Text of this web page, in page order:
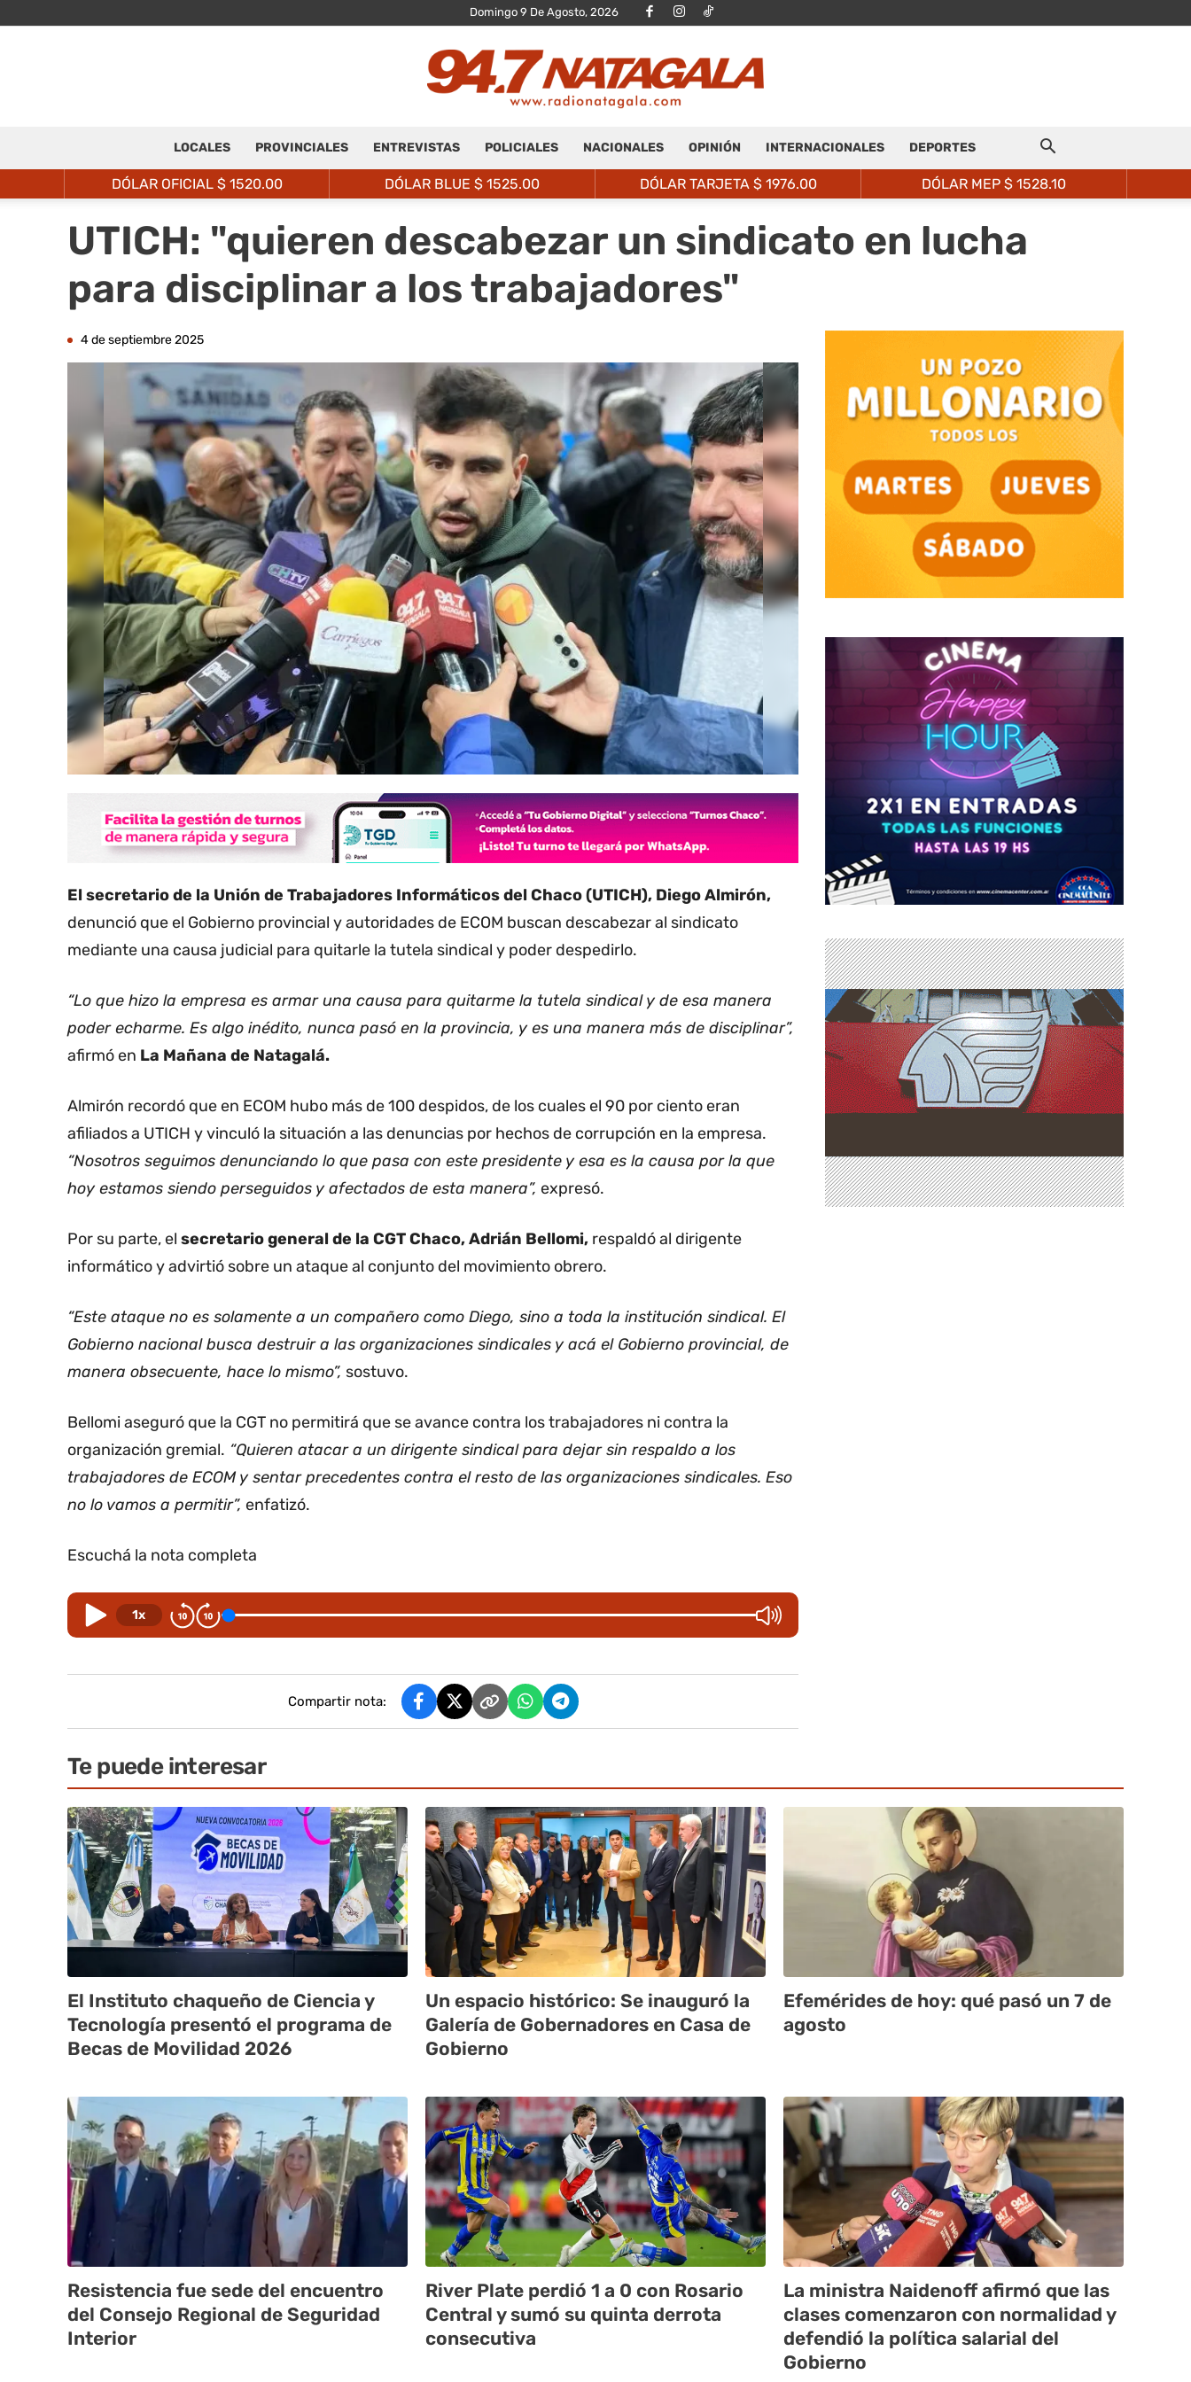
Domingo 9 De Agosto, 2026
Natagalá
LOCALES PROVINCIALES ENTREVISTAS POLICIALES NACIONALES OPINIÓN INTERNACIONALES DEPORTES
DÓLAR OFICIAL $ 1520.00 DÓLAR BLUE $ 1525.00 DÓLAR TARJETA $ 1976.00 DÓLAR MEP $ 1528.10
UTICH: "quieren descabezar un sindicato en lucha
para disciplinar a los trabajadores"
4 de septiembre 2025
El secretario de la Unión de Trabajadores Informáticos del Chaco (UTICH), Diego Almirón,
denunció que el Gobierno provincial y autoridades de ECOM buscan descabezar al sindicato
mediante una causa judicial para quitarle la tutela sindical y poder despedirlo.
“Lo que hizo la empresa es armar una causa para quitarme la tutela sindical y de esa manera
poder echarme. Es algo inédito, nunca pasó en la provincia, y es una manera más de disciplinar”,
afirmó en La Mañana de Natagalá.
Almirón recordó que en ECOM hubo más de 100 despidos, de los cuales el 90 por ciento eran
afiliados a UTICH y vinculó la situación a las denuncias por hechos de corrupción en la empresa.
“Nosotros seguimos denunciando lo que pasa con este presidente y esa es la causa por la que
hoy estamos siendo perseguidos y afectados de esta manera”, expresó.
Por su parte, el secretario general de la CGT Chaco, Adrián Bellomi, respaldó al dirigente
informático y advirtió sobre un ataque al conjunto del movimiento obrero.
“Este ataque no es solamente a un compañero como Diego, sino a toda la institución sindical. El
Gobierno nacional busca destruir a las organizaciones sindicales y acá el Gobierno provincial, de
manera obsecuente, hace lo mismo”, sostuvo.
Bellomi aseguró que la CGT no permitirá que se avance contra los trabajadores ni contra la
organización gremial. “Quieren atacar a un dirigente sindical para dejar sin respaldo a los
trabajadores de ECOM y sentar precedentes contra el resto de las organizaciones sindicales. Eso
no lo vamos a permitir”, enfatizó.
Escuchá la nota completa
1x
Compartir nota:
Te puede interesar
El Instituto chaqueño de Ciencia y
Tecnología presentó el programa de
Becas de Movilidad 2026
Un espacio histórico: Se inauguró la
Galería de Gobernadores en Casa de
Gobierno
Efemérides de hoy: qué pasó un 7 de
agosto
Resistencia fue sede del encuentro
del Consejo Regional de Seguridad
Interior
River Plate perdió 1 a 0 con Rosario
Central y sumó su quinta derrota
consecutiva
La ministra Naidenoff afirmó que las
clases comenzaron con normalidad y
defendió la política salarial del
Gobierno